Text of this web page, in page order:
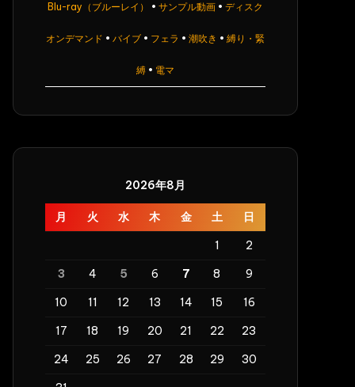
Blu-ray（ブルーレイ） • サンプル動画 • ディスク
オンデマンド • バイブ • フェラ • 潮吹き • 縛り・緊
縛 • 電マ
2026年8月
月 火 水 木 金 土
日
1
2
3
4 5 6 7 8
9
10
11 12 13 14 15
16
17
18 19 20 21 22
23
24
25 26 27 28 29
30